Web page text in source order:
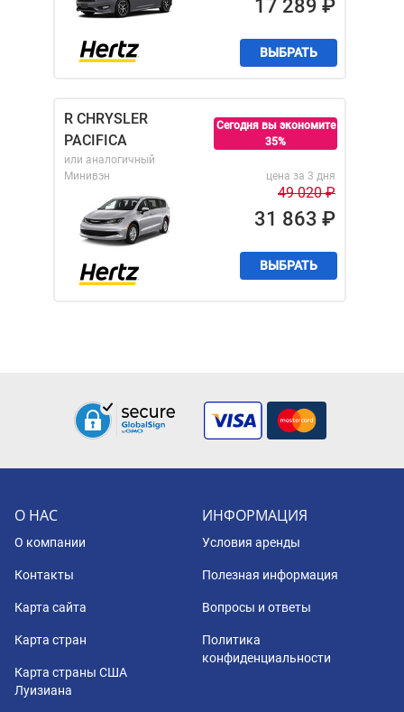
17 289 ₽
ВЫБРАТЬ
R CHRYSLER
PACIFICA
или аналогичный
Минивэн
Сегодня вы экономите
35%
цена за 3 дня
49 020₽
31 863 ₽
ВЫБРАТЬ
О НАС
О компании
Контакты
Карта сайта
Карта стран
Карта страны США
Луизиана
ИНФОРМАЦИЯ
Условия аренды
Полезная информация
Вопросы и ответы
Политика
конфиденциальности